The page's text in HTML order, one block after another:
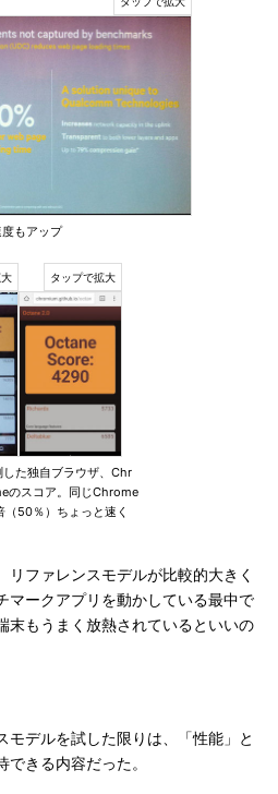
もアップ
た独自ブラウザ、Chr
のスコア。同じChrome
50％）ちょっと速く
ファレンスモデルが比較的大きく
マークアプリを動かしている最中で
末もうまく放熱されているといいの
デルを試した限りは、「性能」と
できる内容だった。